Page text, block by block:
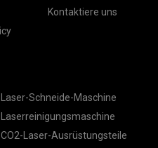
Kontaktiere uns
Laser-Schneide-Maschine
Laserreinigungsmaschine
CO2-Laser-Ausrüstungsteile